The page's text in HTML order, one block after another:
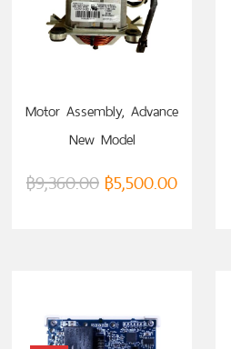
Motor Assembly, Advance
New Model
฿9,360.00 ฿5,500.00